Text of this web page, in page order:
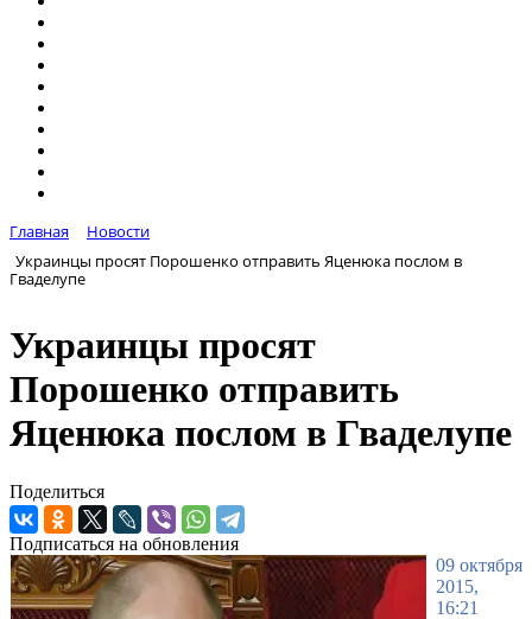
Главная
Новости
Украинцы просят Порошенко отправить Яценюка послом в
Гваделупе
Украинцы просят
Порошенко отправить
Яценюка послом в Гваделупе
Поделиться
Подписаться на обновления
09 октября
2015,
16:21